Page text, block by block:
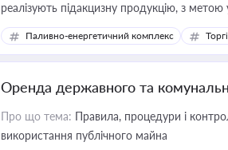
реалізують підакцизну продукцію, з
Паливно-енергетичний комплекс
Оренда державного та
Про що тема: Правила, процедури і
використання публічного майна